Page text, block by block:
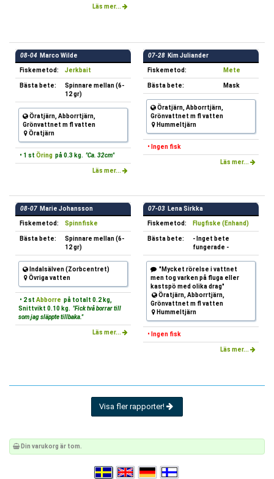
Läs mer...
08-04 Marco Wilde
Fiskemetod: Jerkbait
Bästa bete:
Spinnare mellan (6-
12 gr)
Öratjärn, Abborrtjärn,
Grönvattnet m fl vatten
Öratjärn
• 1 st Öring på 0.3 kg. "Ca. 32cm"
Läs mer...
07-28 Kim Juliander
Fiskemetod: Mete
Bästa bete: Mask
Öratjärn, Abborrtjärn,
Grönvattnet m fl vatten
Hummeltjärn
• Ingen fisk
Läs mer...
08-07 Marie Johansson
Fiskemetod: Spinnfiske
Bästa bete:
Spinnare mellan (6-
12 gr)
Indalsälven (Zorbcentret)
Övriga vatten
• 2 st Abborre på totalt 0.2 kg,
Snittvikt 0.10 kg. "Fick två borrar till
som jag släppte tillbaka."
Läs mer...
07-03 Lena Sirkka
Fiskemetod: Flugfiske (Enhand)
Bästa bete:
- Inget bete
fungerade -
"Mycket rörelse i vattnet
men tog varken på fluga eller
kastspö med olika drag"
Öratjärn, Abborrtjärn,
Grönvattnet m fl vatten
Hummeltjärn
• Ingen fisk
Läs mer...
Visa fler rapporter!
Din varukorg är tom.